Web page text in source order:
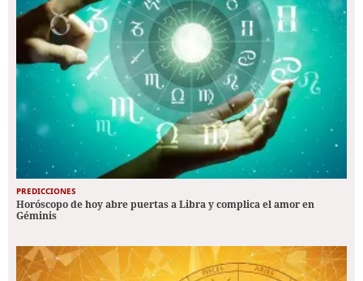
PREDICCIONES
Horóscopo de hoy abre puertas a Libra y complica el amor en
Géminis